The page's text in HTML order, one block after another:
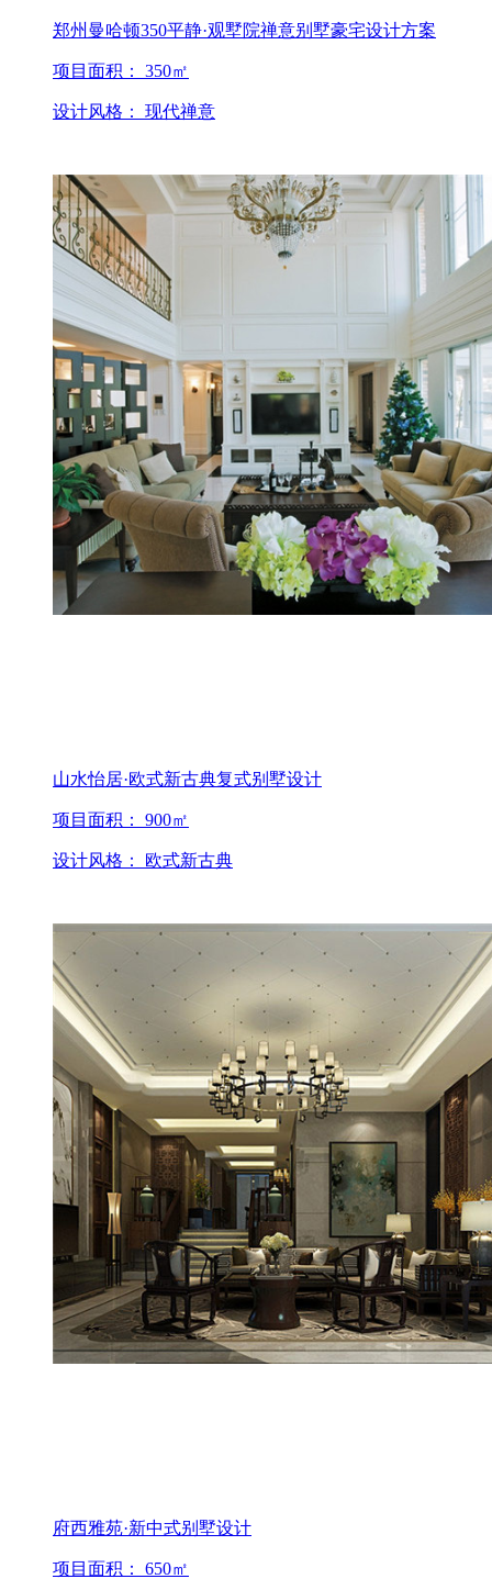
郑州曼哈顿350平静·观墅院禅意别墅豪宅设计方案
项目面积： 350㎡
设计风格： 现代禅意
山水怡居·欧式新古典复式别墅设计
项目面积： 900㎡
设计风格： 欧式新古典
府西雅苑·新中式别墅设计
项目面积： 650㎡